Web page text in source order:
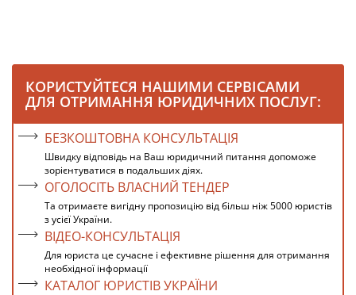
КОРИСТУЙТЕСЯ НАШИМИ СЕРВІСАМИ
ДЛЯ ОТРИМАННЯ ЮРИДИЧНИХ ПОСЛУГ:
БЕЗКОШТОВНА КОНСУЛЬТАЦІЯ
Швидку відповідь на Ваш юридичний питання допоможе
зорієнтуватися в подальших діях.
ОГОЛОСІТЬ ВЛАСНИЙ ТЕНДЕР
Та отримаєте вигідну пропозицію від більш ніж 5000 юристів
з усієї України.
ВІДЕО-КОНСУЛЬТАЦІЯ
Для юриста це сучасне і ефективне рішення для отримання
необхідної інформації
КАТАЛОГ ЮРИСТІВ УКРАЇНИ